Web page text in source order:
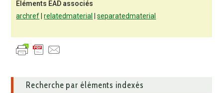
Eléments EAD associés
archref |relatedmaterial |separatedmaterial
Recherche par éléments indexés